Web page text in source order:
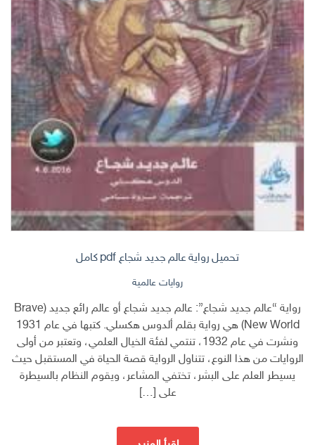
تحميل رواية عالم جديد شجاع pdf كامل
روايات عالمية
رواية “عالم جديد شجاع”: عالم جديد شجاع أو عالم رائع جديد (Brave
New World) هي رواية بقلم ألدوس هكسلي. كتبها في عام 1931
ونشرت في عام 1932، تنتمي لفئة الخيال العلمي، وتعتبر من أولى
الروايات من هذا النوع، تتناول الرواية قصة الحياة في المستقبل حيث
يسيطر العلم على البشر، تختفي المشاعر، ويقوم النظام بالسيطرة
على […]